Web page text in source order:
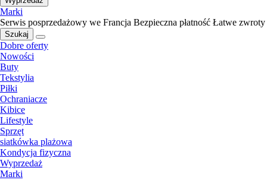
Marki
Serwis posprzedażowy we Francja Bezpieczna płatność Łatwe zwroty
Szukaj
Dobre oferty
Nowości
Buty
Tekstylia
Piłki
Ochraniacze
Kibice
Lifestyle
Sprzęt
siatkówka plażowa
Kondycja fizyczna
Wyprzedaż
Marki